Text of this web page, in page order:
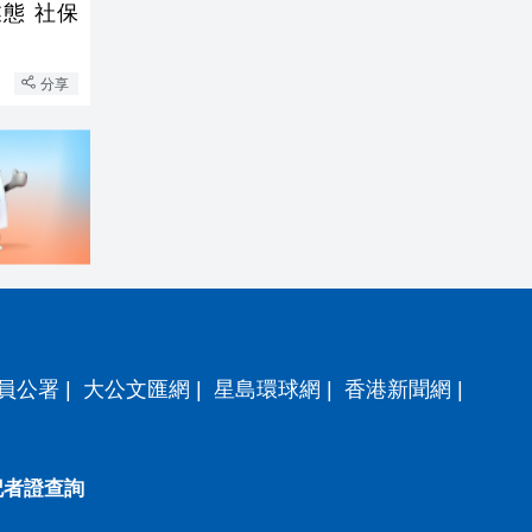
社保
分享
公署 | 大公文匯網 | 星島環球網 | 香港新聞網 |
證查詢